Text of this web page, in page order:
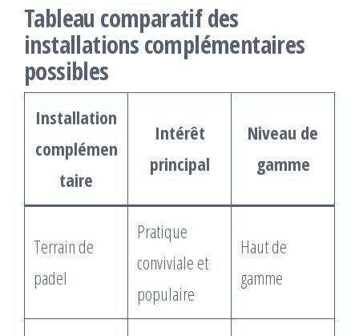
Tableau comparatif des
installations complémentaires
possibles
Installation
complémen
taire
Intérêt
principal
Niveau de
gamme
Terrain de
padel
Pratique
conviviale et
populaire
Haut de
gamme